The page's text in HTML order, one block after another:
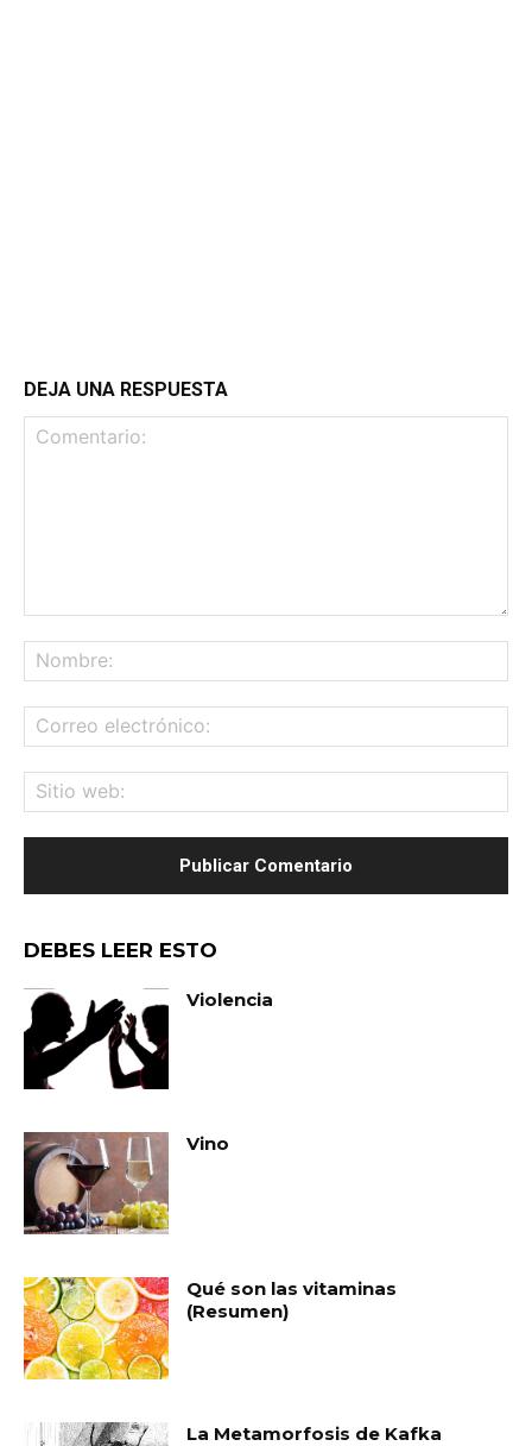
DEJA UNA RESPUESTA
DEBES LEER ESTO
Violencia
Vino
Qué son las vitaminas
(Resumen)
La Metamorfosis de Kafka